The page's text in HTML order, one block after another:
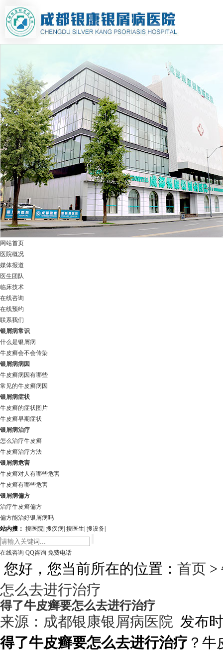
网站首页
医院概况
媒体报道
医生团队
临床技术
在线咨询
在线预约
联系我们
银屑病常识
什么是银屑病
牛皮癣会不会传染
银屑病病因
牛皮癣病因有哪些
常见的牛皮癣病因
银屑病症状
牛皮癣的症状图片
牛皮癣早期症状
银屑病治疗
怎么治疗牛皮癣
牛皮癣治疗方法
银屑病危害
牛皮癣对人有哪些危害
牛皮癣有哪些危害
银屑病偏方
治疗牛皮癣偏方
偏方能治好银屑病吗
站内搜： 搜医院 搜疾病 搜医生 搜设备
在线咨询 QQ咨询 免费电话
您好，您当前所在的位置： 首页 >
怎么去进行治疗
得了牛皮癣要怎么去进行治疗
来源： 成都银康银屑病医院 发布
得了牛皮癣要怎么去进行治疗 ？